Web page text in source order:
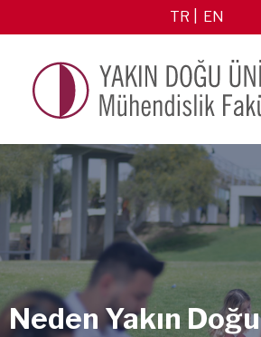
TR EN
Neden Yakın Doğu